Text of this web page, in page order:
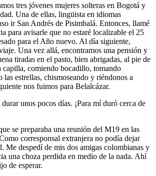
tres jóvenes mujeres solteras en Bogotá y
Una de ellas, lingüista en idiomas
ir San Andrés de Pisimbalá. Entonces, llamé
para avisarle que no estaré localizable el 25
para el Año nuevo. Al día siguiente,
Una vez allá, encontramos una pensión y
tiradas en el pasto, bien abrigadas, al pie de
capilla, comiendo bocadillo, tomando
las estrellas, chismoseando y riéndonos a
nos fuimos para Belalcázar.
unos pocos días. ¡Para mí duró cerca de
se preparaba una reunión del M19 en las
corresponsal extranjera no podía dejar
Me despedí de mis dos amigas colombianas y
una choza perdida en medio de la nada. Ahí
de esperar.